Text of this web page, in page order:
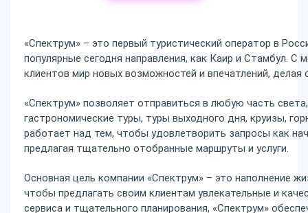
«Спектрум» – это первый туристический оператор в
популярные сегодня направления, как Каир и Стамбул.
клиентов мир новых возможностей и впечатлений,
«Спектрум» позволяет отправиться в любую часть
гастрономические туры, туры выходного дня, круизы,
работает над тем, чтобы удовлетворить запросы как
предлагая тщательно отобранные маршруты и услуги.
Основная цель компании «Спектрум» – это наполнение
чтобы предлагать своим клиентам увлекательные и
сервиса и тщательного планирования, «Спектрум»